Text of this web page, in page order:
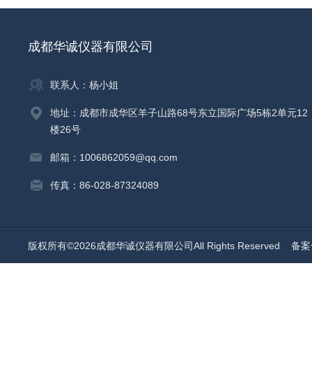
成都华诚仪器有限公司
联系人：杨小姐
地址：成都市成华区羊子山路68号东立国际广场5栋2单元12
楼26号
邮箱：1006862059@qq.com
传真：86-028-87324089
版权所有©2026成都华诚仪器有限公司All Rights Reserved 备